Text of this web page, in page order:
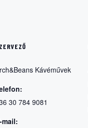
Kávéművek
30 784 9081
mail: